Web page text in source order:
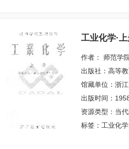
工业化学·
作者： 师范学
出版社：高等
馆藏单位：浙
出版时间：
资源类型：当
标签：工业化